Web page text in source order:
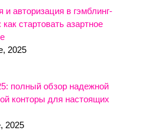
и авторизация в гэмблинг-
стартовать азартное
2025
полный обзор надежной
конторы для настоящих
2025